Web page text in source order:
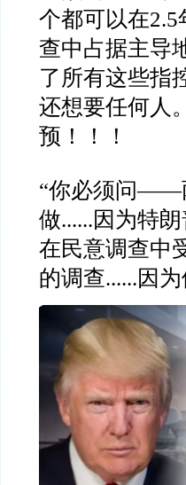
个都可以在2.5
查中占据主导
了所有这些指
还想要任何人
预！！！
“你必须问——
做...... 因为特
在民意调查中
的调查...... 因